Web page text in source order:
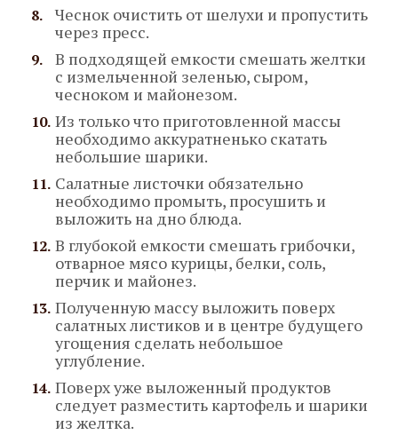
Чеснок очистить от шелухи и пропустить
через пресс.
В подходящей емкости смешать желтки
с измельченной зеленью, сыром,
чесноком и майонезом.
Из только что приготовленной массы
необходимо аккуратненько скатать
небольшие шарики.
Салатные листочки обязательно
необходимо промыть, просушить и
выложить на дно блюда.
В глубокой емкости смешать грибочки,
отварное мясо курицы, белки, соль,
перчик и майонез.
Полученную массу выложить поверх
салатных листиков и в центре будущего
угощения сделать небольшое
углубление.
Поверх уже выложенный продуктов
следует разместить картофель и шарики
из желтка.